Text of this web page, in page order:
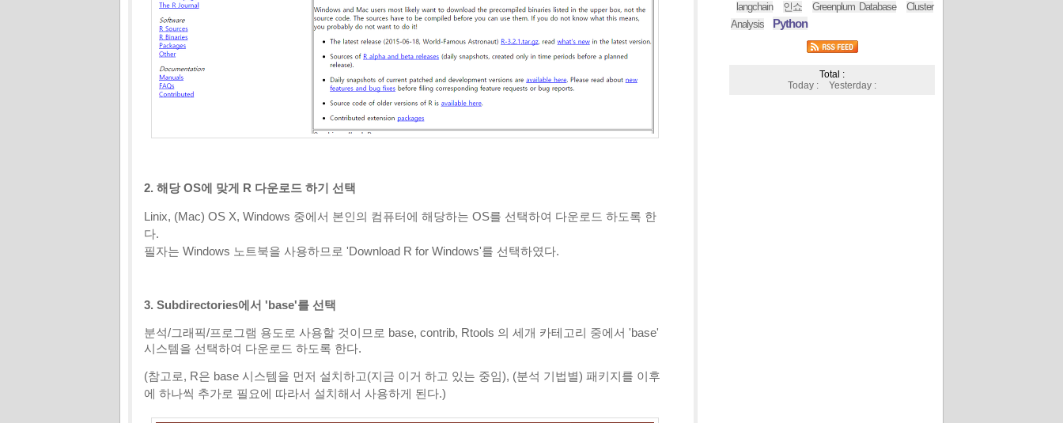
2. 해당 OS에 맞게 R 다운로드 하기 선택
Linix, (Mac) OS X, Windows 중에서 본인의 컴퓨터에 해당하는 OS를 선택하여 다운로드 하도록 한
다.
필자는 Windows 노트북을 사용하므로 'Download R for Windows'를 선택하였다.
3. Subdirectories에서 'base'를 선택
분석/그래픽/프로그램 용도로 사용할 것이므로 base, contrib, Rtools 의 세개 카테고리 중에서 'base'
시스템을 선택하여 다운로드 하도록 한다.
(참고로, R은 base 시스템을 먼저 설치하고(지금 이거 하고 있는 중임), (분석 기법별) 패키지를 이후
에 하나씩 추가로 필요에 따라서 설치해서 사용하게 된다.)
langchain
인쇼 Greenplum Database
Cluster
Analysis
Python
Total :
Today :
Yesterday :